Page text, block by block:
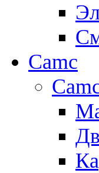
Camc